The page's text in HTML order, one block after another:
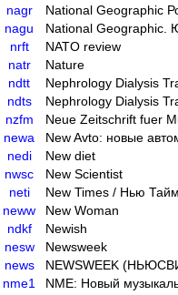
nagr
National Geographic
nagu
National Geographic.
nrft
NATO review
natr
Nature
ndtt
Nephrology Dialysis
ndts
Nephrology Dialysis
nzfm
Neue Zeitschrift fuer
newa
New Avto: новые
nedi
New diet
nwsc
New Scientist
neti
New Times / Нью
neww
New Woman
ndkf
Newish
nesw
Newsweek
news
NEWSWEEK
nme1
NME: Новый